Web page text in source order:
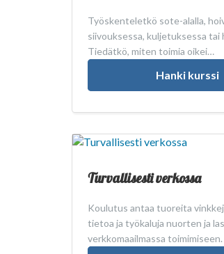
Työskenteletkö sote-alalla,
siivouksessa, kuljetuksessa tai
Tiedätkö, miten toimia oikei…
Hanki kurssi
Turvallisesti verkossa
Koulutus antaa tuoreita
tietoa ja työkaluja nuorten ja
verkkomaailmassa